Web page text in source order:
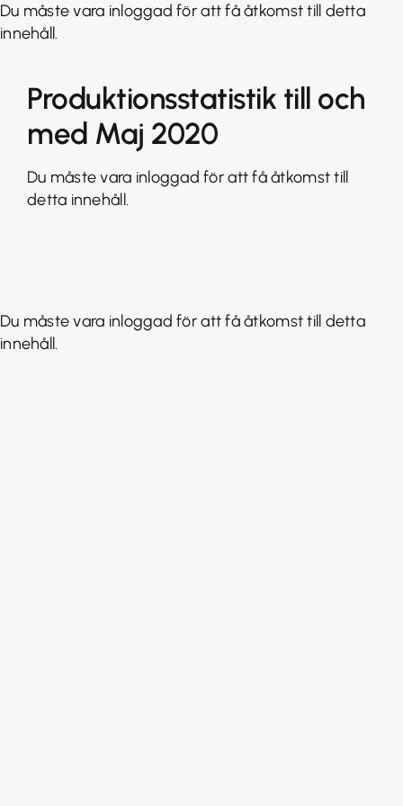
Fortsätt
till
Du måste vara inloggad för att få åtkomst till detta
innehåll.
Produktionsstatistik till och
med Maj 2020
Du måste vara inloggad för att få åtkomst till
detta innehåll.
Du måste vara inloggad för att få åtkomst till detta
innehåll.